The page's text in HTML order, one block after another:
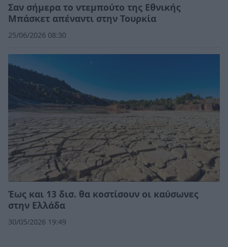
Σαν σήμερα το ντεμπούτο της Εθνικής
Μπάσκετ απέναντι στην Τουρκία
25/06/2026 08:30
Έως και 13 δισ. θα κοστίσουν οι καύσωνες
στην Ελλάδα
30/05/2026 19:49